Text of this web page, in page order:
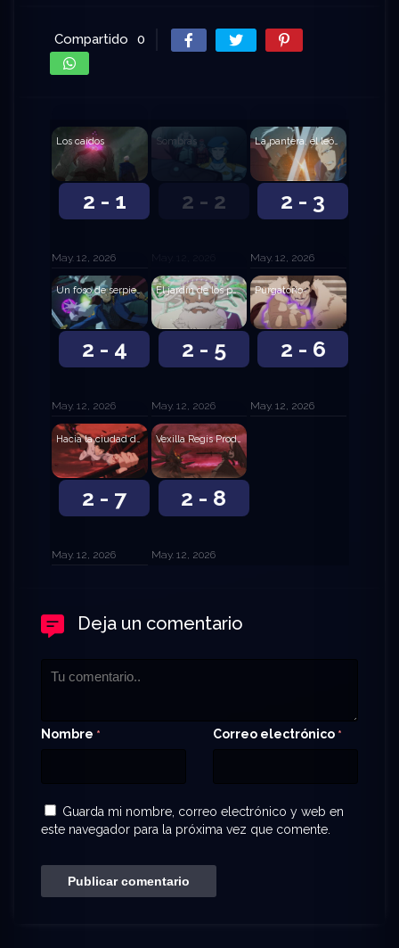
Compartido 0
2 - 1
Los caídos
May. 12, 2026
2 - 2
Sombras
2 - 3
La pantera, el león, el lobo
May. 12, 2026
2 - 4
Un foso de serpientes
May. 12, 2026
2 - 5
El jardín de los pecados mortales
May. 12, 2026
2 - 6
Purgatorio
May. 12, 2026
2 - 7
Hacia la ciudad del tormento
May. 12, 2026
2 - 8
Vexilla Regis Prodeunt Inferni
May. 12, 2026
Deja un comentario
Nombre * Correo electrónico *
Guarda mi nombre, correo electrónico y web en
este navegador para la próxima vez que comente.